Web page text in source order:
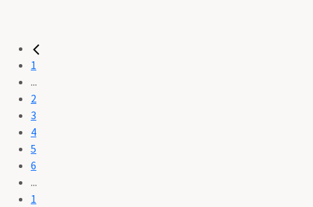
1
...
2
3
4
5
6
...
1